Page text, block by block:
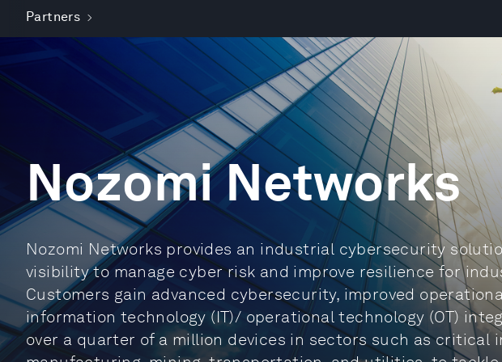
Partners
Nozomi Networks
Nozomi Networks provides an industrial cybersecurity
visibility to manage cyber risk and improve resilience for
Customers gain advanced cybersecurity, improved
information technology (IT)/ operational technology (OT)
over a quarter of a million devices in sectors such as critical